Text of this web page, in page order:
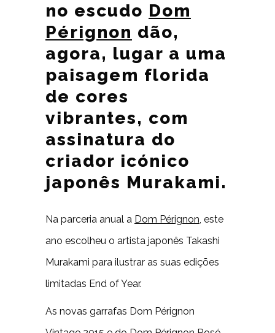
no escudo Dom
Pérignon dão,
agora, lugar a uma
paisagem florida
de cores
vibrantes, com
assinatura do
criador icónico
japonês Murakami.
Na parceria anual a Dom Pérignon, este
ano escolheu o artista japonês Takashi
Murakami para ilustrar as suas edições
limitadas End of Year.
As novas garrafas Dom Pérignon